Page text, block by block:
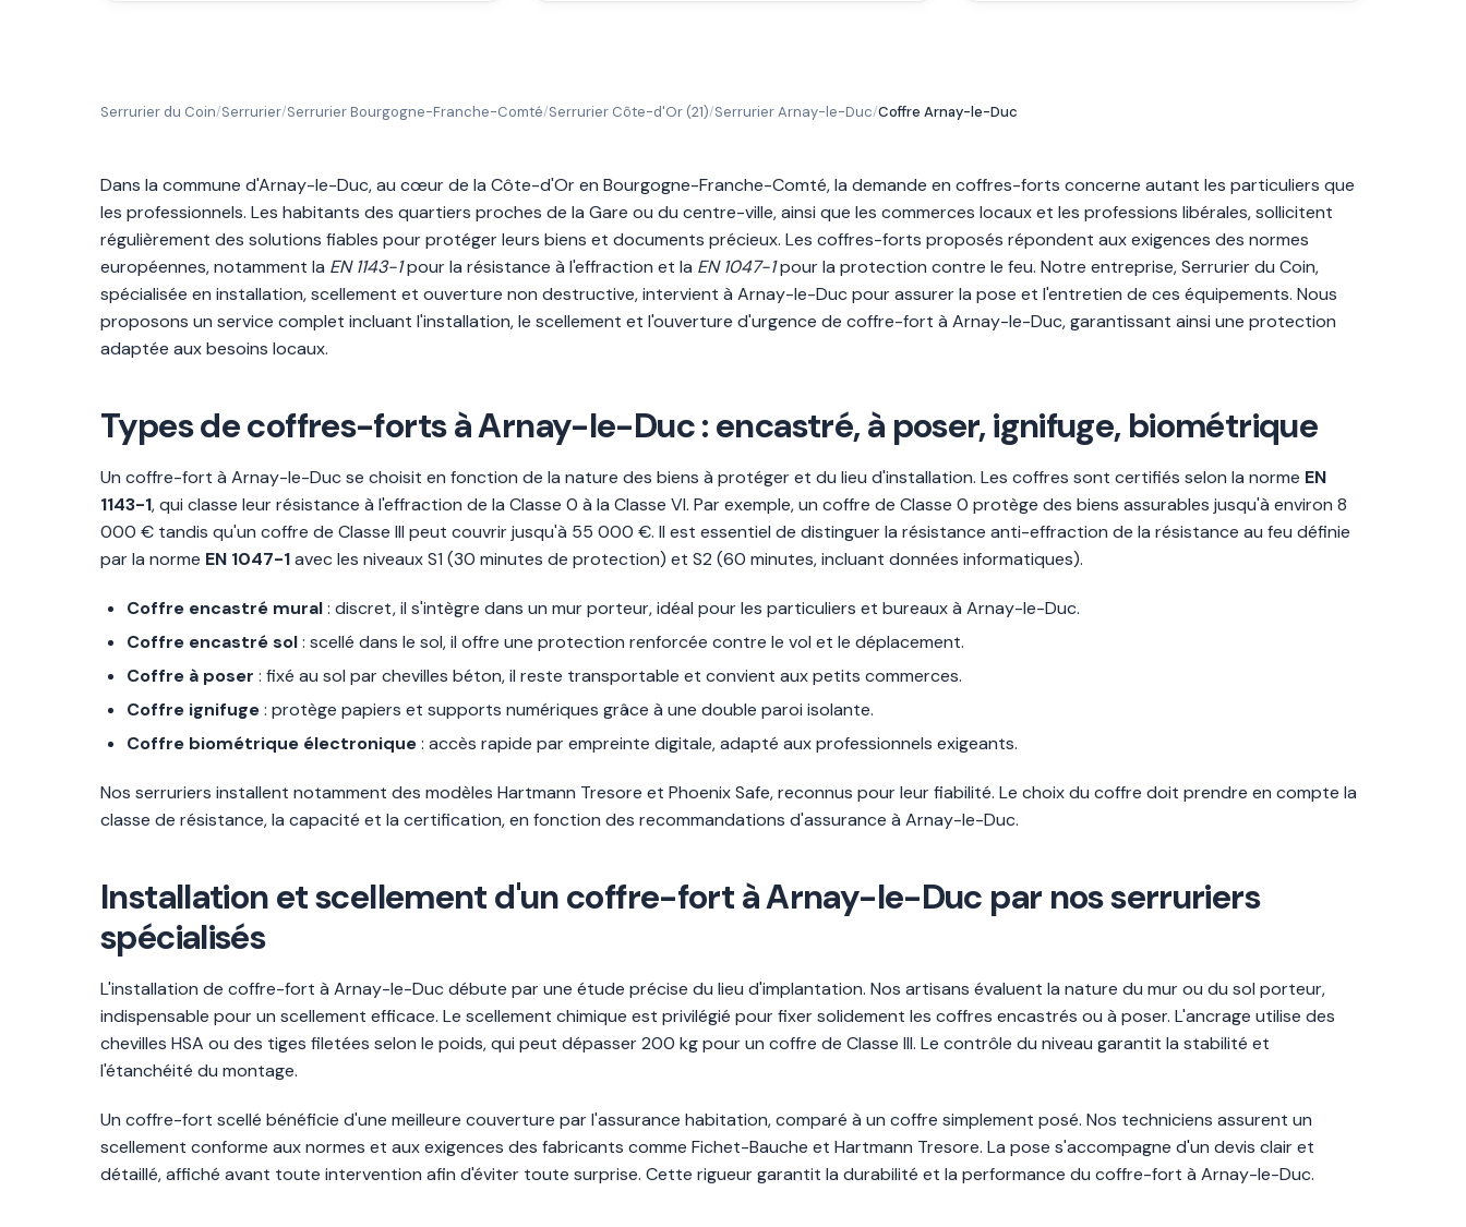
Serrurier du Coin/Serrurier/Serrurier Bourgogne-Franche-Comté/Serrurier Côte-d'Or (21)/Serrurier Arnay-le-Duc/Coffre Arnay-le-Duc
Dans la commune d'Arnay-le-Duc, au cœur de la Côte-d'Or en Bourgogne-Franche-Comté, la demande en coffres-forts concerne autant les particuliers que
les professionnels. Les habitants des quartiers proches de la Gare ou du centre-ville, ainsi que les commerces locaux et les professions libérales, sollicitent
régulièrement des solutions fiables pour protéger leurs biens et documents précieux. Les coffres-forts proposés répondent aux exigences des normes
européennes, notamment la EN 1143-1pour la résistance à l'effraction et la EN 1047-1pour la protection contre le feu. Notre entreprise, Serrurier du Coin,
spécialisée en installation, scellement et ouverture non destructive, intervient à Arnay-le-Duc pour assurer la pose et l'entretien de ces équipements. Nous
proposons un service complet incluant l'installation, le scellement et l'ouverture d'urgence de coffre-fort à Arnay-le-Duc, garantissant ainsi une protection
adaptée aux besoins locaux.
Types de coffres-forts à Arnay-le-Duc : encastré, à poser, ignifuge, biométrique
Un coffre-fort à Arnay-le-Duc se choisit en fonction de la nature des biens à protéger et du lieu d'installation. Les coffres sont certifiés selon la norme EN
1143-1, qui classe leur résistance à l'effraction de la Classe 0 à la Classe VI. Par exemple, un coffre de Classe 0 protège des biens assurables jusqu'à environ 8
000 € tandis qu'un coffre de Classe III peut couvrir jusqu'à 55 000 €. Il est essentiel de distinguer la résistance anti-effraction de la résistance au feu définie
par la norme EN 1047-1avec les niveaux S1 (30 minutes de protection) et S2 (60 minutes, incluant données informatiques).
Coffre encastré mural: discret, il s'intègre dans un mur porteur, idéal pour les particuliers et bureaux à Arnay-le-Duc.
Coffre encastré sol: scellé dans le sol, il offre une protection renforcée contre le vol et le déplacement.
Coffre à poser : fixé au sol par chevilles béton, il reste transportable et convient aux petits commerces.
Coffre ignifuge: protège papiers et supports numériques grâce à une double paroi isolante.
Coffre biométrique électronique: accès rapide par empreinte digitale, adapté aux professionnels exigeants.
Nos serruriers installent notamment des modèles Hartmann Tresore et Phoenix Safe, reconnus pour leur fiabilité. Le choix du coffre doit prendre en compte la
classe de résistance, la capacité et la certification, en fonction des recommandations d'assurance à Arnay-le-Duc.
Installation et scellement d'un coffre-fort à Arnay-le-Duc par nos serruriers
spécialisés
L'installation de coffre-fort à Arnay-le-Duc débute par une étude précise du lieu d'implantation. Nos artisans évaluent la nature du mur ou du sol porteur,
indispensable pour un scellement efficace. Le scellement chimique est privilégié pour fixer solidement les coffres encastrés ou à poser. L'ancrage utilise des
chevilles HSA ou des tiges filetées selon le poids, qui peut dépasser 200 kg pour un coffre de Classe III. Le contrôle du niveau garantit la stabilité et
l'étanchéité du montage.
Un coffre-fort scellé bénéficie d'une meilleure couverture par l'assurance habitation, comparé à un coffre simplement posé. Nos techniciens assurent un
scellement conforme aux normes et aux exigences des fabricants comme Fichet-Bauche et Hartmann Tresore. La pose s'accompagne d'un devis clair et
détaillé, affiché avant toute intervention afin d'éviter toute surprise. Cette rigueur garantit la durabilité et la performance du coffre-fort à Arnay-le-Duc.